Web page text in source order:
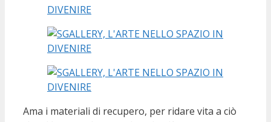
Ama i materiali di recupero, per ridare vita a ciò